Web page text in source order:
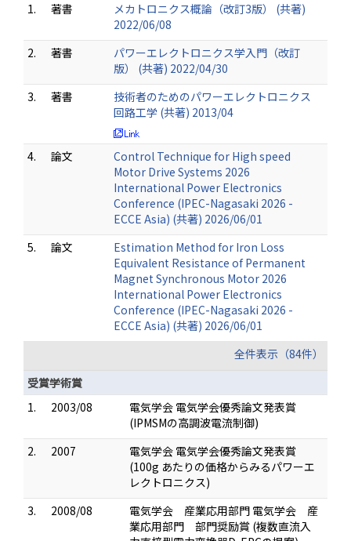
1.
著書
メカトロニクス概論（改訂3版） (共著)
2022/06/08
2.
著書
パワーエレクトロニクス学入門（改訂
版） (共著) 2022/04/30
3.
著書
技術者のためのパワーエレクトロニクス
回路工学 (共著) 2013/04
4. 論文
Control Technique for High speed
Motor Drive Systems 2026
International Power Electronics
Conference (IPEC-Nagasaki 2026 -
ECCE Asia) (共著) 2026/06/01
5.
論文
Estimation Method for Iron Loss
Equivalent Resistance of Permanent
Magnet Synchronous Motor 2026
International Power Electronics
Conference (IPEC-Nagasaki 2026 -
ECCE Asia) (共著) 2026/06/01
全件表示（84件）
受賞学術賞
1.
2003/08
電気学会 電気学会優秀論文発表賞
(IPMSMの高調波電流制御)
2.
2007
電気学会 電気学会優秀論文発表賞
(100g あたりの価格からみるパワーエ
レクトロニクス)
3.
2008/08
電気学会 産業応用部門 電気学会 産
業応用部門 部門奨励賞 (複数直流入